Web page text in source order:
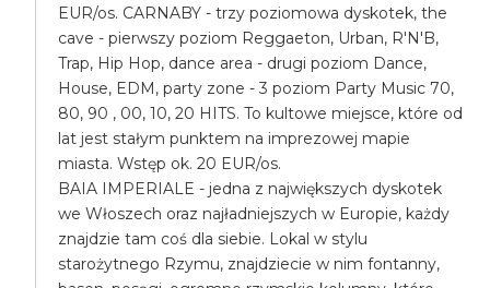
EUR/os. CARNABY - trzy poziomowa dyskotek, the
cave - pierwszy poziom Reggaeton, Urban, R'N'B,
Trap, Hip Hop, dance area - drugi poziom Dance,
House, EDM, party zone - 3 poziom Party Music 70,
80, 90 , 00, 10, 20 HITS. To kultowe miejsce, które od
lat jest stałym punktem na imprezowej mapie
miasta. Wstęp ok. 20 EUR/os.
BAIA IMPERIALE - jedna z największych dyskotek
we Włoszech oraz najładniejszych w Europie, każdy
znajdzie tam coś dla siebie. Lokal w stylu
starożytnego Rzymu, znajdziecie w nim fontanny,